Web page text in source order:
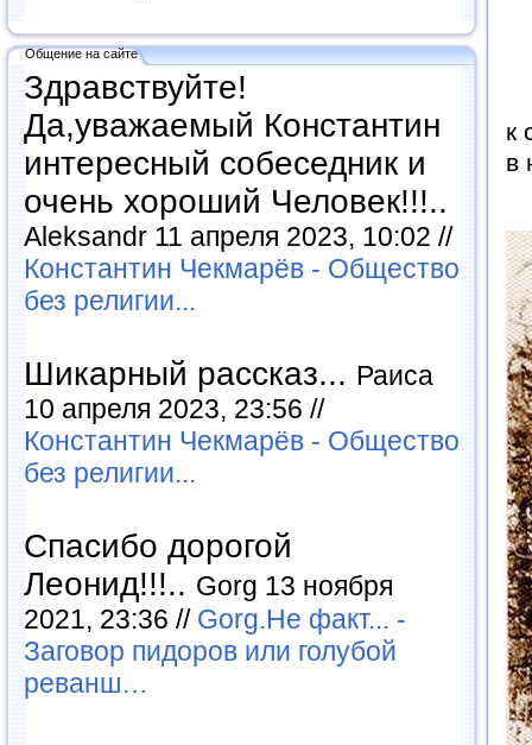
Общение на сайте
Здравствуйте!
Да,уважаемый Константин
интересный собеседник и
очень хороший Человек!!!..
Aleksandr 11 апреля 2023, 10:02 //
Константин Чекмарёв - Общество
без религии...
Шикарный рассказ... Раиса
10 апреля 2023, 23:56 //
Константин Чекмарёв - Общество
без религии...
Спасибо дорогой
Леонид!!!.. Gorg 13 ноября
2021, 23:36 // Gorg.Не факт... -
Заговор пидоров или голубой
реванш…
к
в